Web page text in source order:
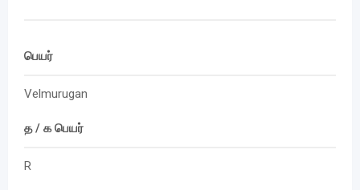
பெயர்
Velmurugan
த / க பெயர்
R